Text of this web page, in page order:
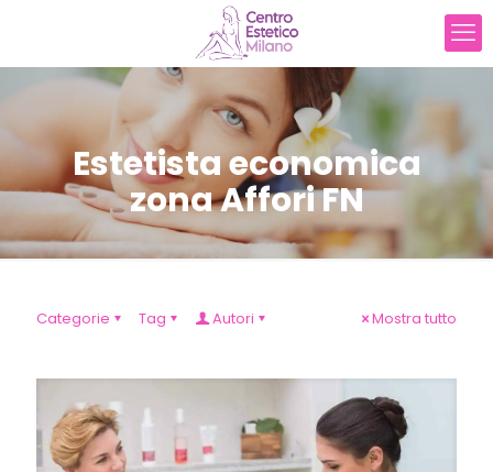
Estetista economica
zona Affori FN
Categorie Tag Autori Mostra tutto